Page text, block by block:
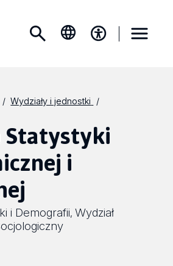
Wydziały i jednostki
Statystyki
i
i Demografii, Wydział